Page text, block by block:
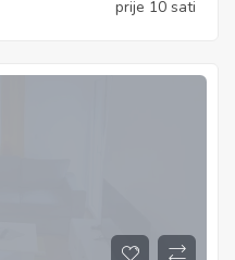
prije 10 sati